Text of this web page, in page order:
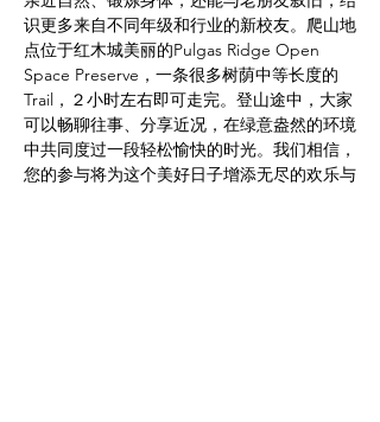
识更多来自不同年级和行业的新校友。爬山地
点位于红木城美丽的Pulgas Ridge Open
Space Preserve，一条很多树荫中等长度的
Trail，２小时左右即可走完。登山途中，大家
可以畅聊往事、分享近况，在绿意盎然的环境
中共同度过一段轻松愉快的时光。我们相信，
您的参与将为这个美好日子增添无尽的欢乐与